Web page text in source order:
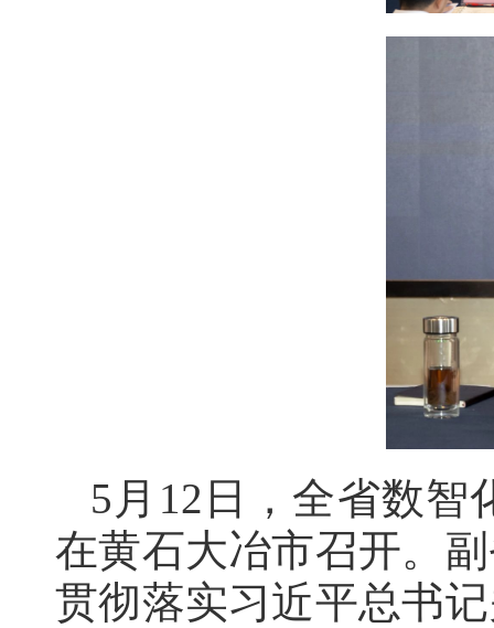
5月12日，全省数智
在黄石大冶市召开。
贯彻落实习近平总书